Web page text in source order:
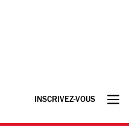
INSCRIVEZ-VOUS